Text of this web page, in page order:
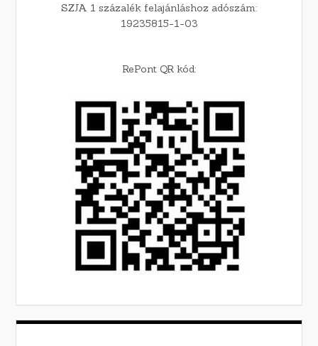
SZJA 1 százalék felajánláshoz adószám:
19235815-1-03
RePont QR kód: